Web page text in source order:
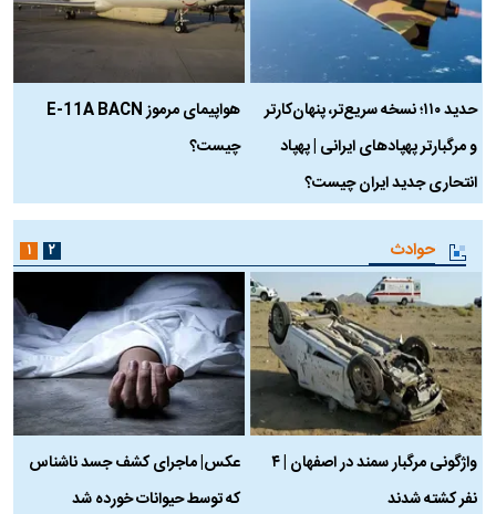
حدید ۱۱۰؛ نسخه سریع‌تر، پنهان‌کارتر
و مرگبارتر پهپادهای ایرانی | پهپاد
انتحاری جدید ایران چیست؟
هواپیمای مرموز E-11A BACN
چیست؟
حوادث
واژگونی مرگبار سمند در اصفهان | ۴
نفر کشته شدند
عکس| ماجرای کشف جسد ناشناس
که توسط حیوانات خورده شد
۱ ۲